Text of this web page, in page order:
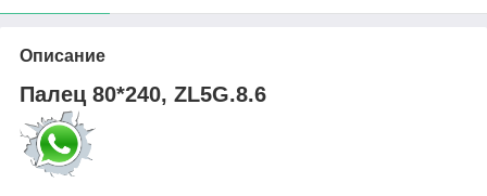
Описание
Палец 80*240, ZL5G.8.6